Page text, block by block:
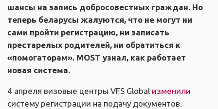
шансы на запись добросовестных граждан. Но
теперь беларусы жалуются, что не могут ни
сами пройти регистрацию, ни записать
престарелых родителей, ни обратиться к
«помогаторам». MOST узнал, как работает
новая система.
4 апреля визовые центры VFS Global изменили
систему регистрации на подачу документов.